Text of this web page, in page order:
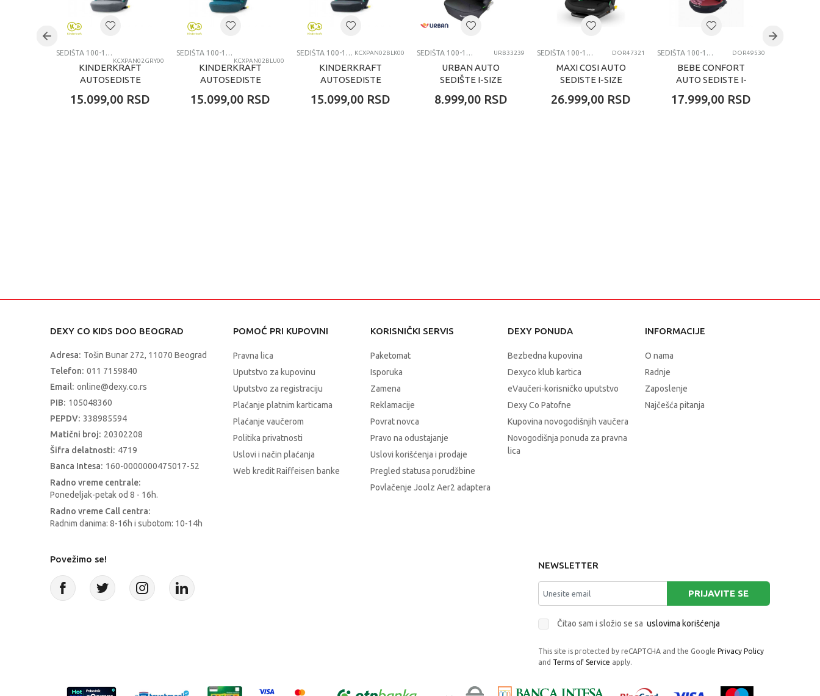
SEDIŠTA 100-150CM
KCXPAN02GRY00
KINDERKRAFT
AUTOSEDISTE
150CM ROCKET
15.099,00 RSD
SEDIŠTA 100-150CM
KCXPAN02BLU00
KINDERKRAFT
AUTOSEDISTE
150CM HARBOR
15.099,00 RSD
SEDIŠTA 100-150CM KCXPAN02BLK00
KINDERKRAFT
AUTOSEDISTE
150CM GRAPHITE
15.099,00 RSD
SEDIŠTA 100-150CM URB33239
URBAN AUTO
SEDIŠTE I-SIZE
OSAKA BLACK
8.999,00 RSD
SEDIŠTA 100-150CM DOR47321
MAXI COSI AUTO
SEDISTE I-SIZE
RODIFIX S TONAL
26.999,00 RSD
SEDIŠTA 100-150CM DOR49530
BEBE CONFORT
AUTO SEDISTE I-
HERA I-FIX FUN
17.999,00 RSD
DEXY CO KIDS DOO BEOGRAD
Adresa: Tošin Bunar 272, 11070 Beograd
Telefon: 011 7159840
Email: online@dexy.co.rs
PIB: 105048360
PEPDV: 338985594
Matični broj: 20302208
Šifra delatnosti: 4719
Banca Intesa: 160-0000000475017-52
Radno vreme centrale:
Ponedeljak-petak od 8 - 16h.
Radno vreme Call centra:
Radnim danima: 8-16h i subotom: 10-14h
POMOĆ PRI KUPOVINI
Pravna lica
Uputstvo za kupovinu
Uputstvo za registraciju
Plaćanje platnim karticama
Plaćanje vaučerom
Politika privatnosti
Uslovi i način plaćanja
Web kredit Raiffeisen banke
KORISNIČKI SERVIS
Paketomat
Isporuka
Zamena
Reklamacije
Povrat novca
Pravo na odustajanje
Uslovi korišćenja i prodaje
Pregled statusa porudžbine
Povlačenje Joolz Aer2 adaptera
DEXY PONUDA
Bezbedna kupovina
Dexyco klub kartica
eVaučeri-korisničko uputstvo
Dexy Co Patofne
Kupovina novogodišnjih vaučera
Novogodišnja ponuda za pravna
lica
INFORMACIJE
O nama
Radnje
Zaposlenje
Najčešća pitanja
Povežimo se!
NEWSLETTER
PRIJAVITE SE
Čitao sam i složio se sa uslovima korišćenja
This site is protected by reCAPTCHA and the Google Privacy Policy
and Terms of Service apply.